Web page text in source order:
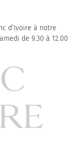
d’Ivoire à notre
de 9.30 à 12.00